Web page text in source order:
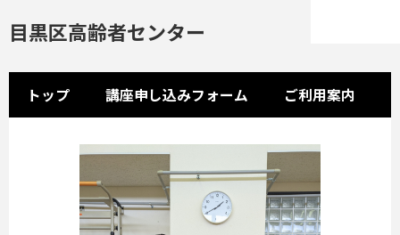
目黒区高齢者センター
トップ 講座申し込みフォーム ご利用案内